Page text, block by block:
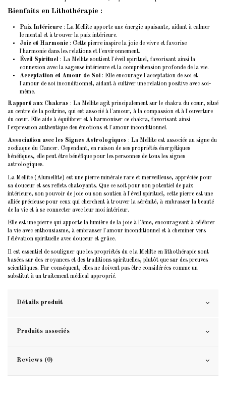
Bienfaits en Lithothérapie :
Paix Intérieure : La Mellite apporte une énergie apaisante, aidant à calmer
le mental et à trouver la paix intérieure.
Joie et Harmonie : Cette pierre inspire la joie de vivre et favorise
l'harmonie dans les relations et l'environnement.
Éveil Spirituel : La Mellite soutient l'éveil spirituel, favorisant ainsi la
connexion avec la sagesse intérieure et la compréhension profonde de la vie.
Acceptation et Amour de Soi : Elle encourage l'acceptation de soi et
l'amour de soi inconditionnel, aidant à cultiver une relation positive avec soi-
même.
Rapport aux Chakras : La Mellite agit principalement sur le chakra du cœur, situé
au centre de la poitrine, qui est associé à l'amour, à la compassion et à l'ouverture
du cœur. Elle aide à équilibrer et à harmoniser ce chakra, favorisant ainsi
l'expression authentique des émotions et l'amour inconditionnel.
Association avec les Signes Astrologiques : La Mellite est associée au signe du
zodiaque du Cancer. Cependant, en raison de ses propriétés énergétiques
bénéfiques, elle peut être bénéfique pour les personnes de tous les signes
astrologiques.
La Mellite (Alumellite) est une pierre minérale rare et merveilleuse, appréciée pour
sa douceur et ses reflets chatoyants. Que ce soit pour son potentiel de paix
intérieure, son pouvoir de joie ou son soutien à l'éveil spirituel, cette pierre est une
alliée précieuse pour ceux qui cherchent à trouver la sérénité, à embrasser la beauté
de la vie et à se connecter avec leur moi intérieur.
Elle est une pierre qui apporte la lumière de la joie à l'âme, encourageant à célébrer
la vie avec enthousiasme, à embrasser l'amour inconditionnel et à cheminer vers
l'élévation spirituelle avec douceur et grâce.
Il est essentiel de souligner que les propriétés du e la Melilte en lithothérapie sont
basées sur des croyances et des traditions spirituelles, plutôt que sur des preuves
scientifiques. Par conséquent, elles ne doivent pas être considérées comme un
substitut à un traitement médical approprié.
Détails produit
Produits associés
Reviews (0)